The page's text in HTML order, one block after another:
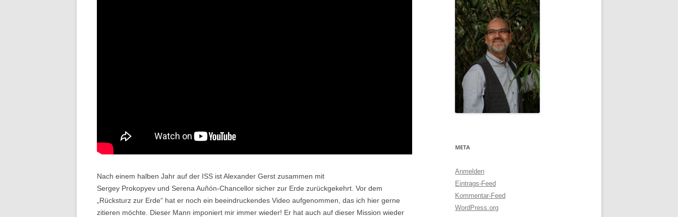
Nach einem halben Jahr auf der ISS ist Alexander Gerst zusammen mit
Sergey Prokopyev und Serena Auñón-Chancellor sicher zur Erde zurückgekehrt. Vor dem
„Rücksturz zur Erde“ hat er noch ein beeindruckendes Video aufgenommen, das ich hier gerne
zitieren möchte. Dieser Mann imponiert mir immer wieder! Er hat auch auf dieser Mission wieder
META
Anmelden
Eintrags-Feed
Kommentar-Feed
WordPress.org